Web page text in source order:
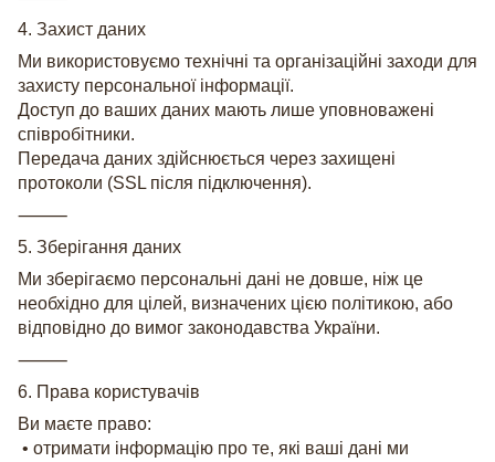
4. Захист даних
Ми використовуємо технічні та організаційні заходи для
захисту персональної інформації.
Доступ до ваших даних мають лише уповноважені
співробітники.
Передача даних здійснюється через захищені
протоколи (SSL після підключення).
⸻
5. Зберігання даних
Ми зберігаємо персональні дані не довше, ніж це
необхідно для цілей, визначених цією політикою, або
відповідно до вимог законодавства України.
⸻
6. Права користувачів
Ви маєте право:
• отримати інформацію про те, які ваші дані ми